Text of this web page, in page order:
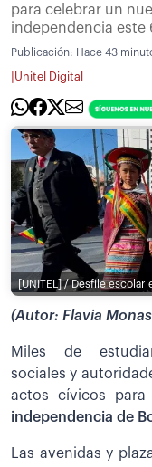
para celebrar un
independencia este
Publicación: Hace 43
Unitel Digital
[UNITEL] / Desfile escolar
(Autor: Flavia
Miles de
sociales y
actos cívicos para
independencia de
Las avenidas y